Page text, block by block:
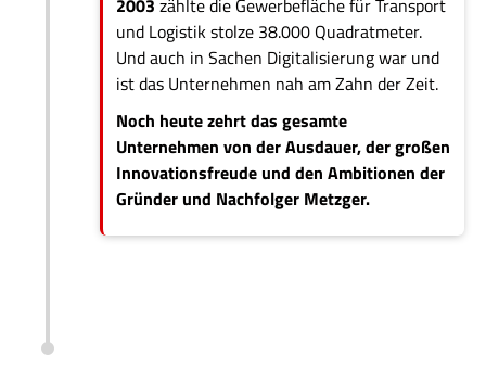
und Logistik stolze 38.000 Quadratmeter.
Und auch in Sachen Digitalisierung war und
ist das Unternehmen nah am Zahn der Zeit.
Noch heute zehrt das gesamte
Unternehmen von der Ausdauer, der großen
Innovationsfreude und den Ambitionen der
Gründer und Nachfolger Metzger.